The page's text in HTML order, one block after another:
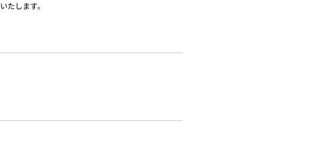
たします。